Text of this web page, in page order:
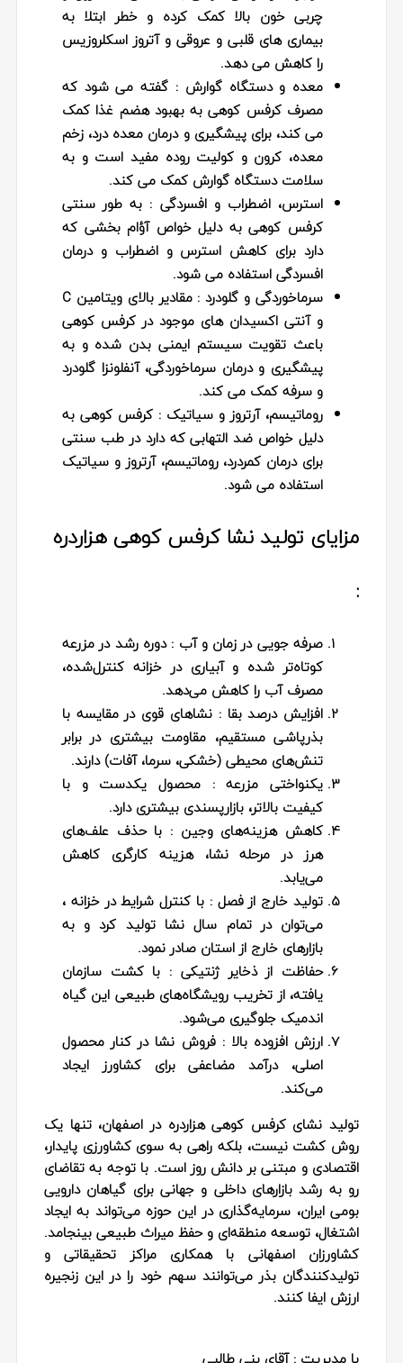
چربی خون بالا کمک کرده و خطر ابتلا به
بیماری های قلبی و عروقی و آتروز اسکلروزیس
را کاهش می دهد.
معده و دستگاه گوارش : گفته می شود که
مصرف کرفس کوهی به بهبود هضم غذا کمک
می کند، برای پیشگیری و درمان معده درد، زخم
معده، کرون و کولیت روده مفید است و به
سلامت دستگاه گوارش کمک می کند.
استرس، اضطراب و افسردگی : به طور سنتی
کرفس کوهی به دلیل خواص آؤام بخشی که
دارد برای کاهش استرس و اضطراب و درمان
افسردگی استفاده می شود.
سرماخوردگی و گلودرد :
مقادیر بالای ویتامین C
و آنتی اکسیدان های موجود در کرفس کوهی
باعث تقویت سیستم ایمنی بدن شده و به
پیشگیری و درمان سرماخوردگی، آنفلونزا گلودرد
و سرفه کمک می کند.
روماتیسم، آرتروز و سیاتیک : کرفس کوهی به
دلیل خواص ضد التهابی که دارد در طب سنتی
برای درمان کمردرد، روماتیسم، آرتروز و سیاتیک
استفاده می شود.
مزایای تولید نشا کرفس کوهی هزاردره
:
صرفه‌ جویی در زمان و آب : دوره رشد در مزرعه
کوتاه‌تر شده و آبیاری در خزانه کنترل‌شده،
مصرف آب را کاهش می‌دهد.
افزایش درصد بقا : نشاهای قوی در مقایسه با
بذرپاشی مستقیم، مقاومت بیشتری در برابر
تنش‌های محیطی (خشکی، سرما، آفات) دارند.
یکنواختی مزرعه: محصول یکدست و با
کیفیت بالاتر، بازارپسندی بیشتری دارد.
کاهش هزینه‌های وجین : با حذف علف‌های
هرز در مرحله نشا، هزینه کارگری کاهش
می‌یابد.
تولید خارج از فصل : با کنترل شرایط در خزانه ،
می‌توان در تمام سال نشا تولید کرد و به
بازارهای خارج از استان صادر نمود.
حفاظت از ذخایر ژنتیکی : با کشت سازمان‌
یافته، از تخریب رویشگاه‌های طبیعی این گیاه
اندمیک جلوگیری می‌شود.
ارزش افزوده بالا : فروش نشا در کنار محصول
اصلی، درآمد مضاعفی برای کشاورز ایجاد
می‌کند.
تولید نشای کرفس کوهی هزاردره در اصفهان، تنها یک
روش کشت نیست، بلکه راهی به سوی کشاورزی پایدار،
اقتصادی و مبتنی بر دانش روز است. با توجه به تقاضای
رو به رشد بازارهای داخلی و جهانی برای گیاهان دارویی
بومی ایران، سرمایه‌گذاری در این حوزه می‌تواند به ایجاد
اشتغال، توسعه منطقه‌ای و حفظ میراث طبیعی بینجامد.
کشاورزان اصفهانی با همکاری مراکز تحقیقاتی و
تولیدکنندگان بذر می‌توانند سهم خود را در این زنجیره
ارزش ایفا کنند.